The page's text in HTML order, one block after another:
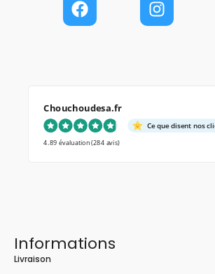
Chouchoudesa.fr
Ce que disent nos
4.89 évaluation(284 avis)
Informations
Livraison